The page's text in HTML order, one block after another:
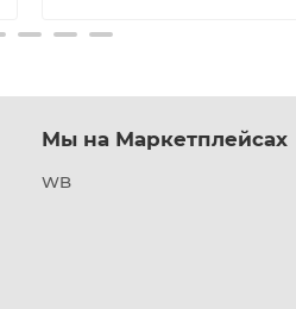
Мы на Маркетплейсах
WB